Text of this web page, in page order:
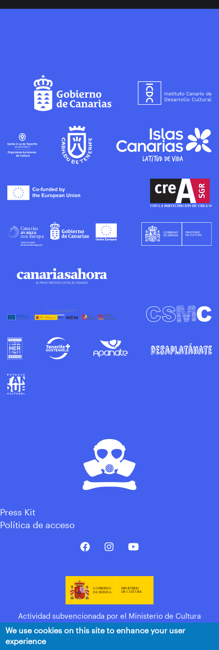
Press Kit
Política de acceso
Actividad subvencionada por el Ministerio de Cultura
We use cookies on this site to enhance your user
experience